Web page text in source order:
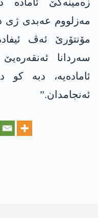
مەزلووم عەبدی ژی د
مۆنتۆرێ ئەڤ
سەردانا
ئامادەیە، دبە
ئەنجامدان.”